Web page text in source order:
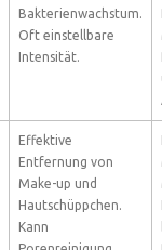
Bakterienwachstum.
Oft einstellbare
Intensität.
Effektive
Entfernung von
Make-up und
Hautschüppchen.
Kann